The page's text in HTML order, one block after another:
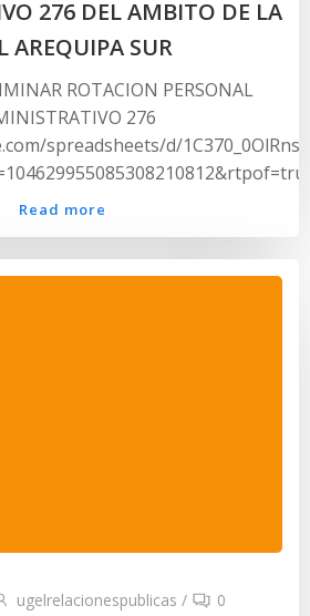
276 DEL AMBITO DE LA
AREQUIPA SUR
ROTACION PERSONAL
276
spreadsheets/d/
Read more
ugelrelacionespublicas / 0